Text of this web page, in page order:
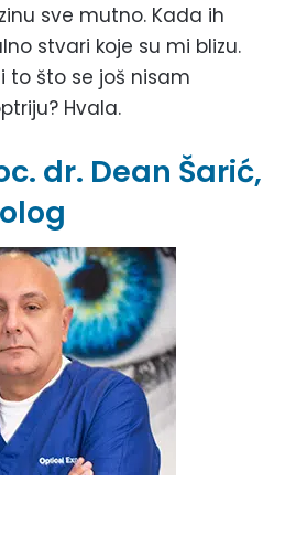
sve mutno. Kada ih
stvari koje su mi blizu.
to što se još nisam
Hvala.
dr. Dean Šarić,